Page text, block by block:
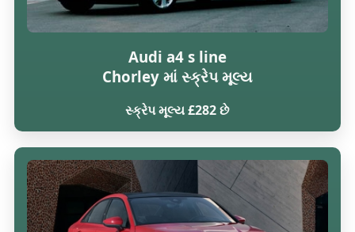
Audi a4 s line
Chorley માં સ્ક્રેપ મૂલ્ય
સ્ક્રેપ મૂલ્ય £282 છે